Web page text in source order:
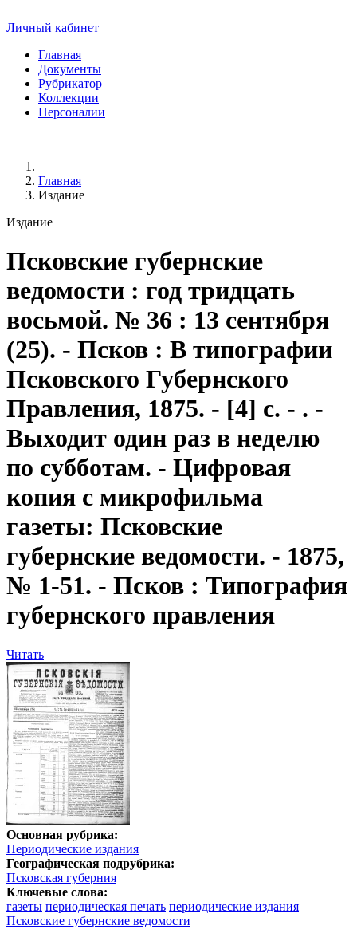
Личный кабинет
Главная
Документы
Рубрикатор
Коллекции
Персоналии
Главная
Издание
Издание
Псковские губернские
ведомости : год тридцать
восьмой. № 36 : 13 сентября
(25). - Псков : В типографии
Псковского Губернского
Правления, 1875. - [4] с. - . -
Выходит один раз в неделю
по субботам. - Цифровая
копия с микрофильма
газеты: Псковские
губернские ведомости. - 1875,
№ 1-51. - Псков : Типография
губернского правления
Читать
Основная рубрика:
Периодические издания
Географическая подрубрика:
Псковская губерния
Ключевые слова:
газеты периодическая печать периодические издания
Псковские губернские ведомости